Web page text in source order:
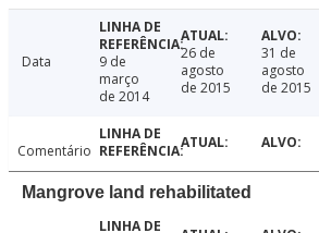
Data
9 de
março
de 2014
26 de
agosto
de 2015
31 de
agosto
de 2015
Comentário
Mangrove land rehabilitated